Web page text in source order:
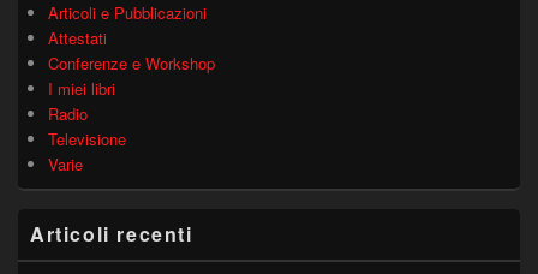
Articoli e Pubblicazioni
Attestati
Conferenze e Workshop
I miei libri
Radio
Televisione
Varie
Articoli recenti